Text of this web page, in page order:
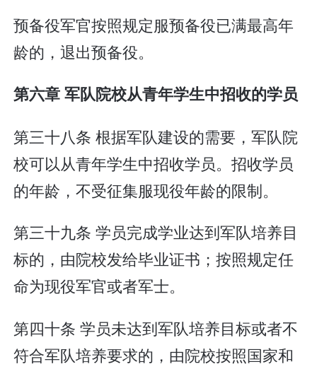
预备役军官按照规定服预备役已满最高年
龄的，退出预备役。
第六章 军队院校从青年学生中招收的学员
第三十八条 根据军队建设的需要，军队院
校可以从青年学生中招收学员。招收学员
的年龄，不受征集服现役年龄的限制。
第三十九条 学员完成学业达到军队培养目
标的，由院校发给毕业证书；按照规定任
命为现役军官或者军士。
第四十条 学员未达到军队培养目标或者不
符合军队培养要求的，由院校按照国家和